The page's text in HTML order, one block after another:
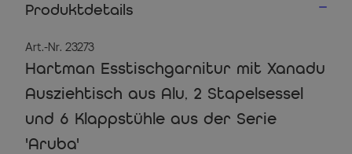
Produktdetails
Art.-Nr. 23273
Hartman Esstischgarnitur mit Xanadu
Ausziehtisch aus Alu, 2 Stapelsessel
und 6 Klappstühle aus der Serie
'Aruba'